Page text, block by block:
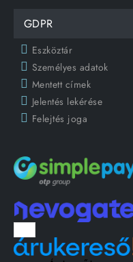
GDPR
Eszköztár
Személyes adatok
Mentett címek
Jelentés lekérése
Felejtés joga